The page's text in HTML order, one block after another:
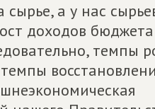
а у нас
доходов
темпы